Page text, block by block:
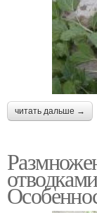
читать дальше →